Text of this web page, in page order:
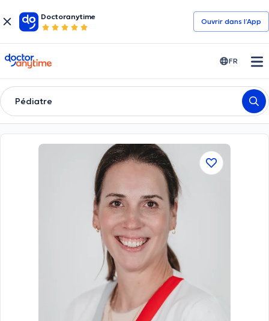
Doctoranytime
Ouvrir dans l’App
doctoranytime FR
Pédiatre